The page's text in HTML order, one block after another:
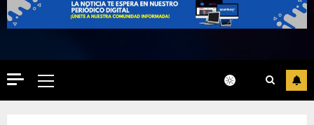
Primary
Menu